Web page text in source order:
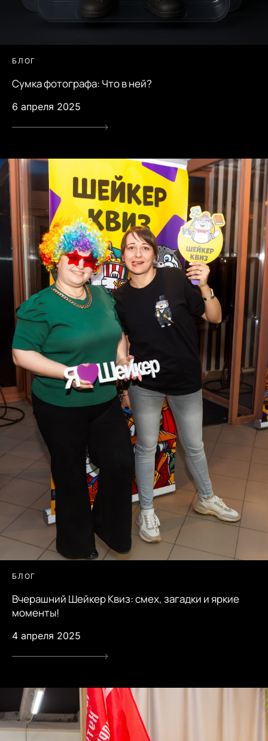
БЛОГ
Сумка фотографа: Что в ней?
6 апреля 2025
БЛОГ
Вчерашний Шейкер Квиз: смех, загадки и яркие
моменты!
4 апреля 2025